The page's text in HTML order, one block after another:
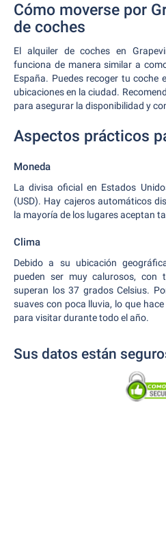
Cómo moverse por
de coches
El alquiler de coches en
funciona de manera similar a
España. Puedes recoger tu coche
ubicaciones en la ciudad.
para asegurar la disponibilidad y
Aspectos prácticos
Moneda
La divisa oficial en Estados
(USD). Hay cajeros automáticos
la mayoría de los lugares aceptan
Clima
Debido a su ubicación
pueden ser muy calurosos, con
superan los 37 grados Celsius.
suaves con poca lluvia, lo que
para visitar durante todo el año.
Sus datos están